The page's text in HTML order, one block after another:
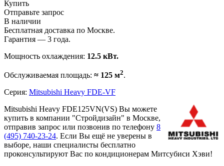
Купить
Отправьте запрос
В наличии
Бесплатная доставка по Москве.
Гарантия — 3 года.
Мощность охлаждения: 12.5 кВт.
Обслуживаемая площадь: ≈ 125 м2.
Серия: Mitsubishi Heavy FDE-VF
Mitsubishi Heavy FDE125VN(VS) Вы можете
купить в компании "Стройдизайн" в Москве,
отправив запрос или позвонив по телефону 8
(495) 740-23-24. Если Вы ещё не уверены в
выборе, наши специалисты бесплатно
проконсультируют Вас по кондиционерам Митсубиси Хэви!